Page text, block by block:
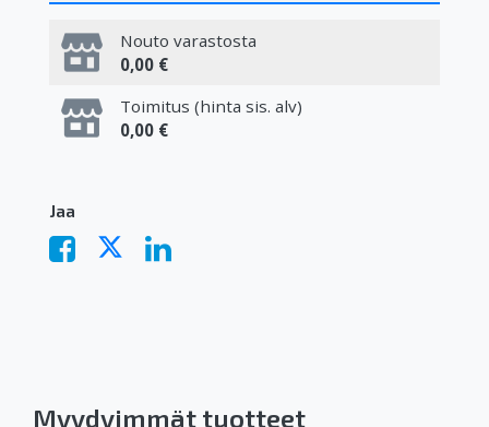
Nouto varastosta
0,00 €
Toimitus (hinta sis. alv)
0,00 €
Jaa
Myydyimmät tuotteet